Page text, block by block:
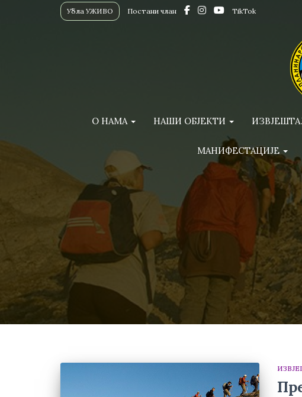
Убла УЖИВО Постани члан TikTok
О НАМА НАШИ ОБЈЕКТИ
МАНИФЕСТАЦИЈЕ